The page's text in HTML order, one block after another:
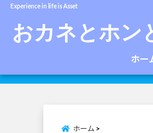
Experience in life is Asset
おカネとホン
ホー
ホーム